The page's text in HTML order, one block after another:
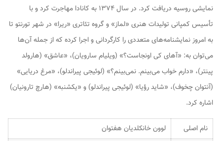
نمایشی روسیه دریافت کرد. در سال ۱۳۷۴ به کانادا مهاجرت کرد و با
تأسیس کمپانی تولیدات هنری «لماز» و گروه تئاتری «ریرا» در شهر تورنتو تا
به امروز نمایشنامه‌های متعددی را کارگردانی و اجرا کرده که از جمله آن‌ها
می‌توان به: «آهای کی اونجاست؟» (ویلیام سارویان)، «عاشق» (هارولد
پینتر)، «دارم خواب می‌بینم. نمی‌بینم؟» (لوئیجی پیراندلو)، «مرغ دریایی»
(آنتوان چخوف)، «شاید رؤیا» (لوئیجی پیراندلو) و «یکشنبه» (هارچ تارونیان)
اشاره کرد.
نام اصلی لوون خانکلدیان هفتوان